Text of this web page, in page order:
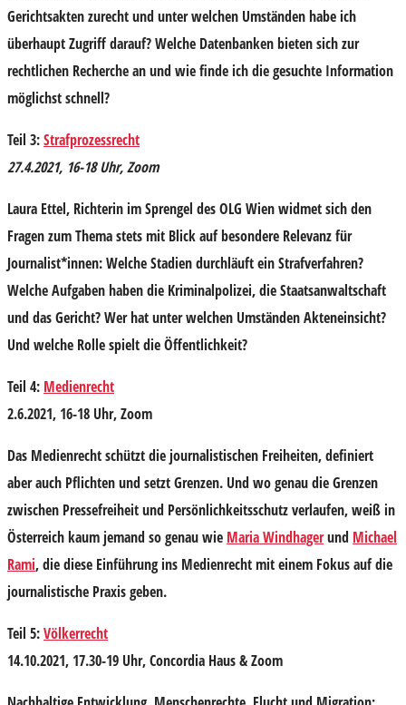
Gerichtsakten zurecht und unter welchen Umständen habe ich
überhaupt Zugriff darauf? Welche Datenbanken bieten sich zur
rechtlichen Recherche an und wie finde ich die gesuchte Information
möglichst schnell?
Teil 3:Strafprozessrecht
27.4.2021, 16-18 Uhr, Zoom
Laura Ettel, Richterin im Sprengel des OLG Wien widmet sich den
Fragen zum Thema stets mit Blick auf besondere Relevanz für
Journalist*innen: Welche Stadien durchläuft ein Strafverfahren?
Welche Aufgaben haben die Kriminalpolizei, die Staatsanwaltschaft
und das Gericht? Wer hat unter welchen Umständen Akteneinsicht?
Und welche Rolle spielt die Öffentlichkeit?
Teil 4: Medienrecht
2.6.2021, 16-18 Uhr, Zoom
Das Medienrecht schützt die journalistischen Freiheiten, definiert
aber auch Pflichten und setzt Grenzen. Und wo genau die Grenzen
zwischen Pressefreiheit und Persönlichkeitsschutz verlaufen, weiß in
Österreich kaum jemand so genau wie Maria Windhagerund Michael
Rami, die diese Einführung ins Medienrecht mit einem Fokus auf die
journalistische Praxis geben.
Teil 5:Völkerrecht
14.10.2021, 17.30-19 Uhr, Concordia Haus & Zoom